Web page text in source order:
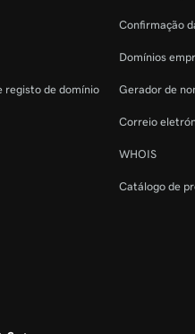
registo de domínio
Confirmação
Domínios
Gerador de
Correio
WHOIS
Catálogo de